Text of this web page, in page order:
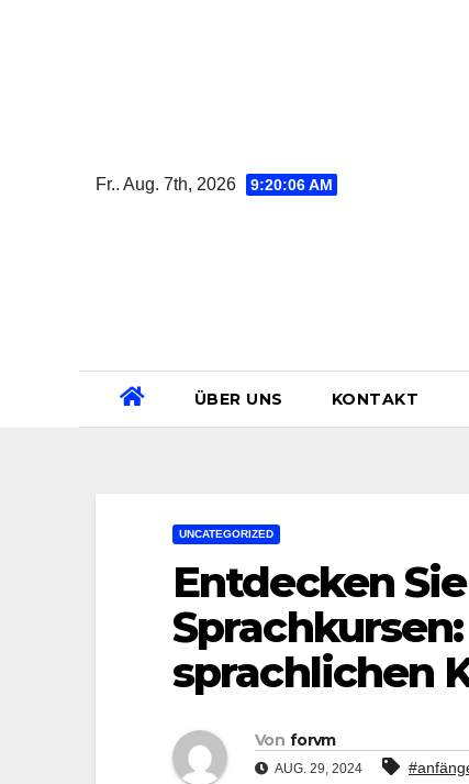
Fr.. Aug. 7th, 2026 9:20:07 AM
ÜBER UNS KONTAKT
UNCATEGORIZED
Entdecken
sprachlichen
Von forvm
AUG. 29, 2024